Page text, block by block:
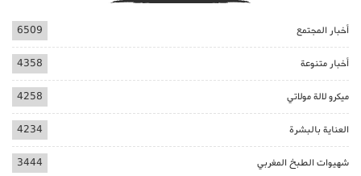
أخبار المجتمع 6509
أخبار متنوعة 4358
ميكرو لالة مولاتي 4258
العناية بالبشرة 4234
شهيوات الطبخ المغربي 3444